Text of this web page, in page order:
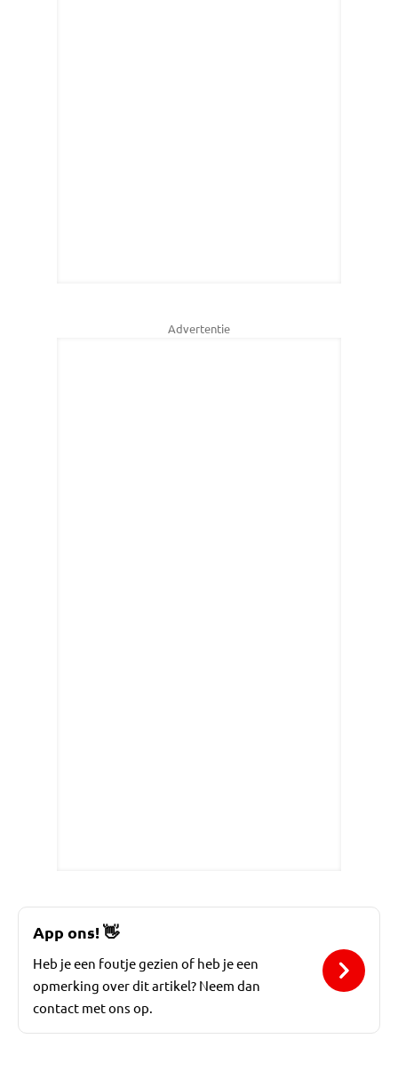
Advertentie
App ons!👋
Heb je een foutje gezien of heb je een
opmerking over dit artikel? Neem dan
contact met ons op.